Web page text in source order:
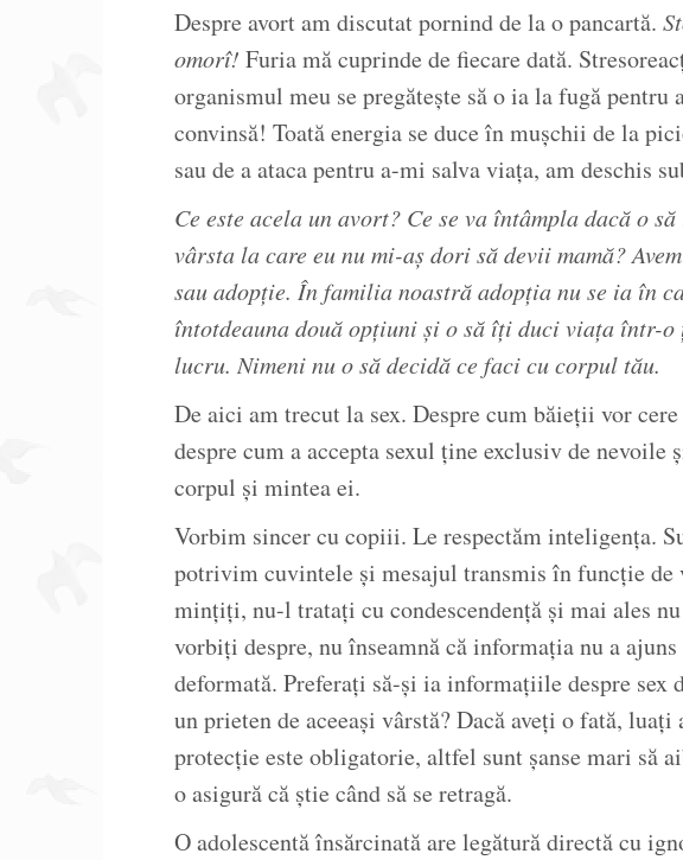
Despre avort am discutat pornind de la o pancartă.
omorî! Furia mă cuprinde de fiecare dată.
organismul meu se pregătește să o ia la fugă pentru
convinsă! Toată energia se duce în mușchii de la
sau de a ataca pentru a-mi salva viața, am deschis
Ce este acela un avort? Ce se va întâmpla dacă o
vârsta la care eu nu mi-aș dori să devii mamă?
sau adopție. În familia noastră adopția nu se ia în
întotdeauna două opțiuni și o să îți duci viața într-o
lucru. Nimeni nu o să decidă ce faci cu corpul tău.
De aici am trecut la sex. Despre cum băieții vor
despre cum a accepta sexul ține exclusiv de nevoile
corpul și mintea ei.
Vorbim sincer cu copiii. Le respectăm inteligența.
potrivim cuvintele și mesajul transmis în funcție
mințiți, nu-l tratați cu condescendență și mai ales
vorbiți despre, nu înseamnă că informația nu a
deformată. Preferați să-și ia informațiile despre sex
un prieten de aceeași vârstă? Dacă aveți o fată,
protecție este obligatorie, altfel sunt șanse mari să
o asigură că știe când să se retragă.
O adolescentă însărcinată are legătură directă cu